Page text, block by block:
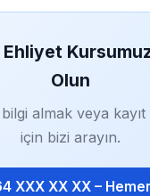
Olun
almak veya kayıt
için bizi arayın.
XXX XX XX –